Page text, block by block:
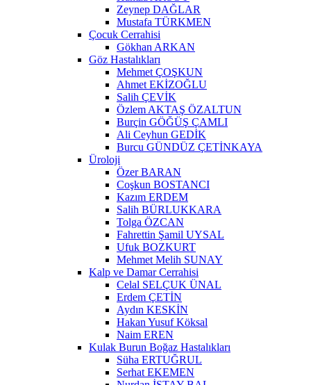
Zeynep DAĞLAR
Mustafa TÜRKMEN
Çocuk Cerrahisi
Gökhan ARKAN
Göz Hastalıkları
Mehmet ÇOŞKUN
Ahmet EKİZOĞLU
Salih ÇEVİK
Özlem AKTAŞ ÖZALTUN
Burçin GÖĞÜŞ ÇAMLI
Ali Ceyhun GEDİK
Burcu GÜNDÜZ ÇETİNKAYA
Üroloji
Özer BARAN
Coşkun BOSTANCI
Kazım ERDEM
Salih BÜRLUKKARA
Tolga ÖZCAN
Fahrettin Şamil UYSAL
Ufuk BOZKURT
Mehmet Melih SUNAY
Kalp ve Damar Cerrahisi
Celal SELÇUK ÜNAL
Erdem ÇETİN
Aydın KESKİN
Hakan Yusuf Köksal
Naim EREN
Kulak Burun Boğaz Hastalıkları
Süha ERTUĞRUL
Serhat EKEMEN